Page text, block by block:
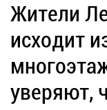
Жители
исходит
уверяют,